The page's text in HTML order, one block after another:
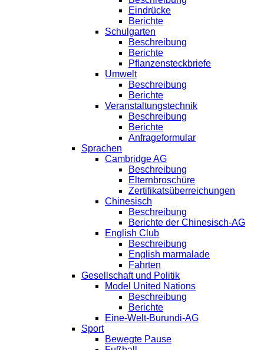
Eindrücke
Berichte
Schulgarten
Beschreibung
Berichte
Pflanzensteckbriefe
Umwelt
Beschreibung
Berichte
Veranstaltungstechnik
Beschreibung
Berichte
Anfrageformular
Sprachen
Cambridge AG
Beschreibung
Elternbroschüre
Zertifikatsüberreichungen
Chinesisch
Beschreibung
Berichte der Chinesisch-AG
English Club
Beschreibung
English marmalade
Fahrten
Gesellschaft und Politik
Model United Nations
Beschreibung
Berichte
Eine-Welt-Burundi-AG
Sport
Bewegte Pause